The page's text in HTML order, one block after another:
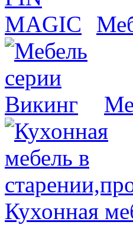
Кухонная